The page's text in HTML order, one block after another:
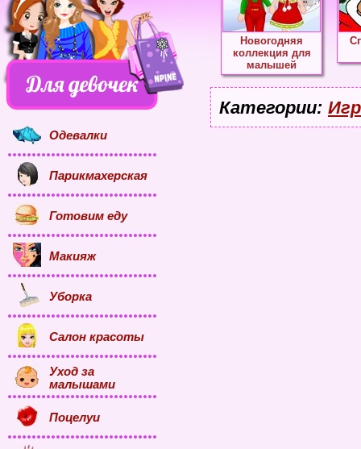
Новогодняя
коллекция для
малышей
Категории:
Одевалки
Парикмахерская
Готовим еду
Макияж
Уборка
Салон красоты
Уход за
малышами
Поцелуи